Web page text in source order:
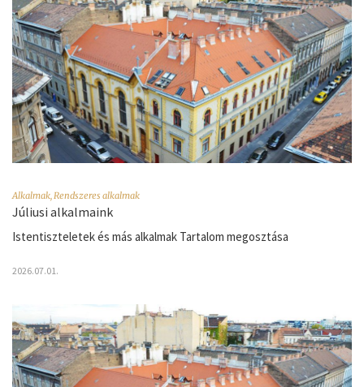
Alkalmak,Rendszeres alkalmak
Júliusi alkalmaink
Istentiszteletek és más alkalmak Tartalom megosztása
2026.07.01.